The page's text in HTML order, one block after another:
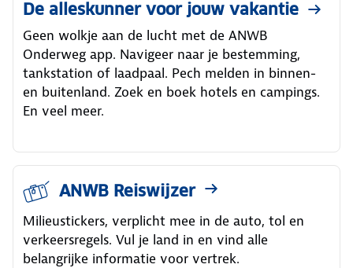
De alleskunner voor jouw vakantie
Geen wolkje aan de lucht met de ANWB
Onderweg app. Navigeer naar je bestemming,
tankstation of laadpaal. Pech melden in binnen-
en buitenland. Zoek en boek hotels en campings.
En veel meer.
ANWB Reiswijzer
Milieustickers, verplicht mee in de auto, tol en
verkeersregels. Vul je land in en vind alle
belangrijke informatie voor vertrek.